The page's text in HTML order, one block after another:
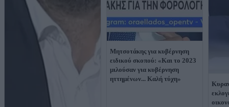
Μητσοτάκης για κυβέρνηση
ειδικού σκοπού: «Και το 2023
μιλούσαν για κυβέρνηση
ηττημένων... Καλή τύχη»